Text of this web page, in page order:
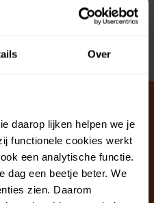
Over
daarop lijken helpen we je
functionele cookies werkt
een analytische functie.
dag een beetje beter. We
zien. Daarom
& FAQ
u klaar.